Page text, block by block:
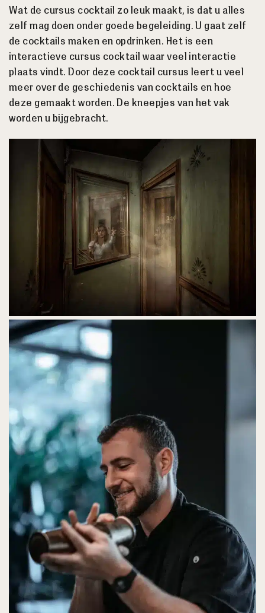
Wat de cursus cocktail zo leuk maakt, is dat u alles
zelf mag doen onder goede begeleiding. U gaat zelf
de cocktails maken en opdrinken. Het is een
interactieve cursus cocktail waar veel interactie
plaats vindt. Door deze cocktail cursus leert u veel
meer over de geschiedenis van cocktails en hoe
deze gemaakt worden. De kneepjes van het vak
worden u bijgebracht.